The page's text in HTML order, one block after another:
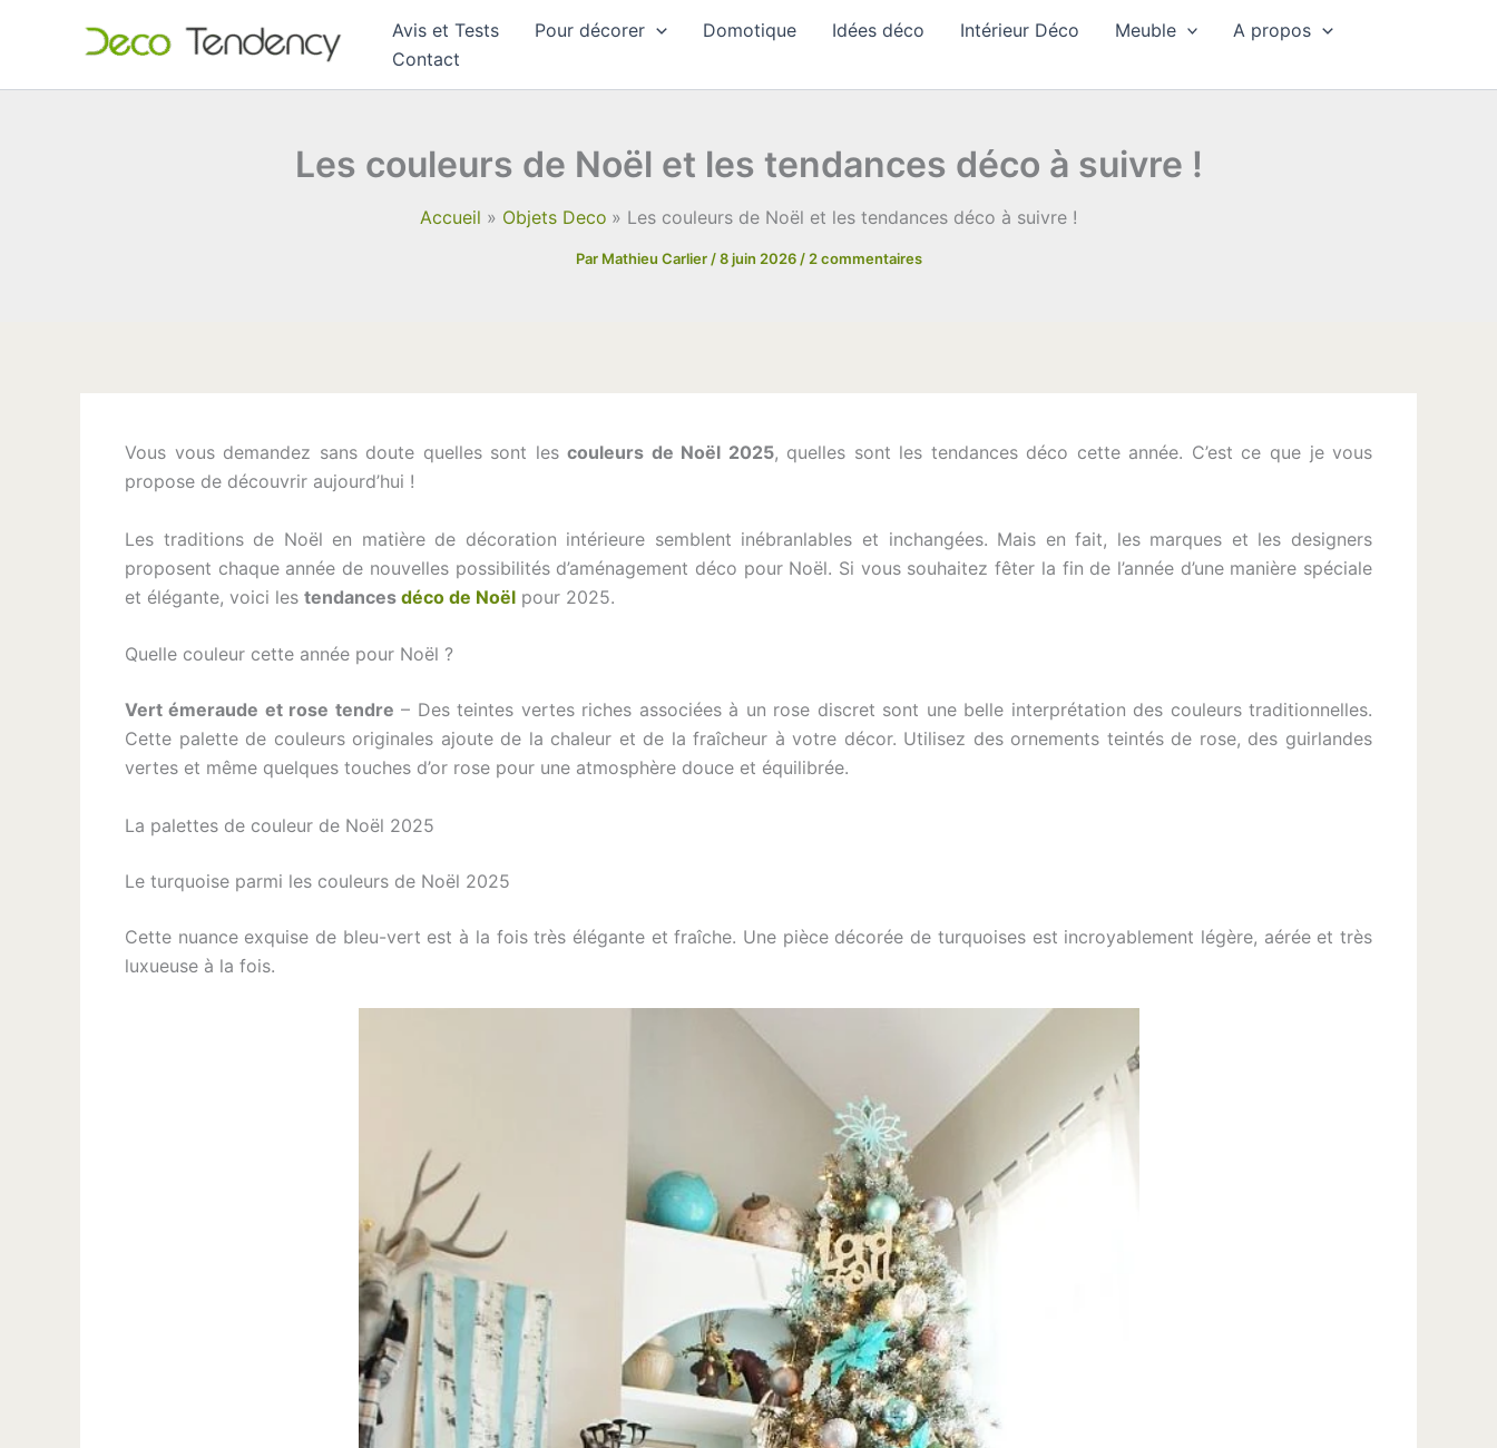
Avis et Tests Pour décorer Domotique Idées déco Intérieur Déco Meuble
A propos
Contact
Les couleurs de Noël et les tendances déco à suivre !
Accueil Objets Deco Les couleurs de Noël et les tendances déco à suivre !
Par Mathieu Carlier /8 juin 2026 / 2 commentaires
Vous vous demandez sans doute quelles sont lescouleurs de Noël 2025, quelles sont les tendances déco cette année. C’est ce que je vous
propose de découvrir aujourd’hui !
Les traditions de Noël en matière de décoration intérieure semblent inébranlables et inchangées. Mais en fait, les marques et les designers
proposent chaque année de nouvelles possibilités d’aménagement déco pour Noël. Si vous souhaitez fêter la fin de l’année d’une manière spéciale
et élégante, voici les tendances déco de Noël pour 2025.
Quelle couleur cette année pour Noël ?
Vert émeraude et rose tendre – Des teintes vertes riches associées à un rose discret sont une belle interprétation des couleurs traditionnelles.
Cette palette de couleurs originales ajoute de la chaleur et de la fraîcheur à votre décor. Utilisez des ornements teintés de rose, des guirlandes
vertes et même quelques touches d’or rose pour une atmosphère douce et équilibrée.
La palettes de couleur de Noël 2025
Le turquoise parmi les couleurs de Noël 2025
Cette nuance exquise de bleu-vert est à la fois très élégante et fraîche. Une pièce décorée de turquoises est incroyablement légère, aérée et très
luxueuse à la fois.